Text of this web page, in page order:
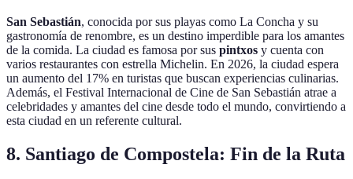
San Sebastián, conocida por sus playas como La Concha y su
gastronomía de renombre, es un destino imperdible para los amantes
de la comida. La ciudad es famosa por sus pintxos y cuenta con
varios restaurantes con estrella Michelin. En 2026, la ciudad espera
un aumento del 17% en turistas que buscan experiencias culinarias.
Además, el Festival Internacional de Cine de San Sebastián atrae a
celebridades y amantes del cine desde todo el mundo, convirtiendo a
esta ciudad en un referente cultural.
8. Santiago de Compostela: Fin de la Ruta